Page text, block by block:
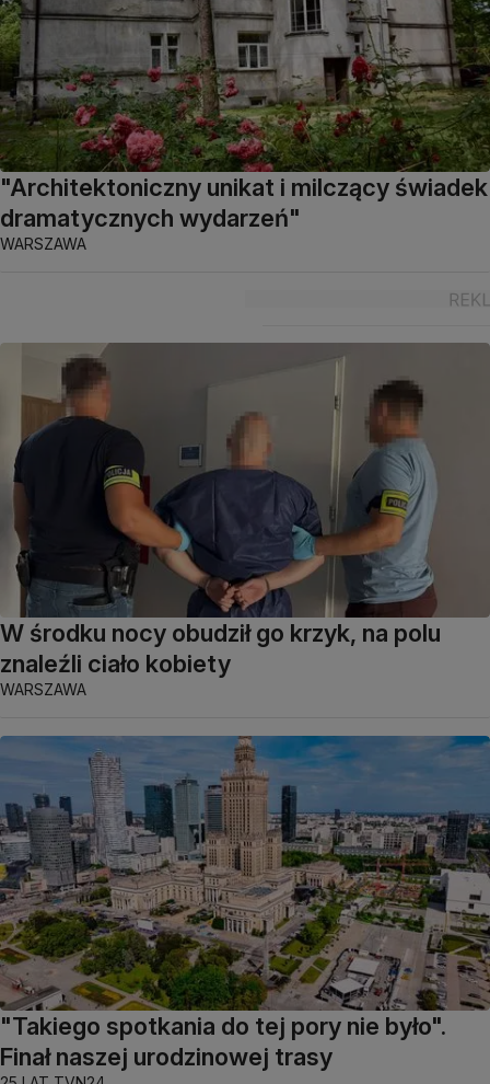
"Architektoniczny unikat i milczący świadek
dramatycznych wydarzeń"
WARSZAWA
W środku nocy obudził go krzyk, na polu
znaleźli ciało kobiety
WARSZAWA
"Takiego spotkania do tej pory nie było".
Finał naszej urodzinowej trasy